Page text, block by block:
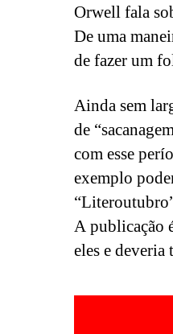
Orwell fala
De uma
de fazer um
Ainda sem
de
com esse
exemplo
A publicação
eles e